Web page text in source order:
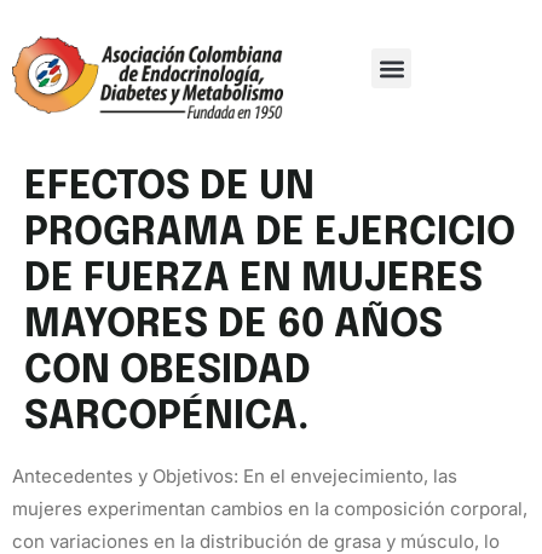
EFECTOS DE UN
PROGRAMA DE EJERCICIO
DE FUERZA EN MUJERES
MAYORES DE 60 AÑOS
CON OBESIDAD
SARCOPÉNICA.
Antecedentes y Objetivos: En el envejecimiento, las
mujeres experimentan cambios en la composición corporal,
con variaciones en la distribución de grasa y músculo, lo